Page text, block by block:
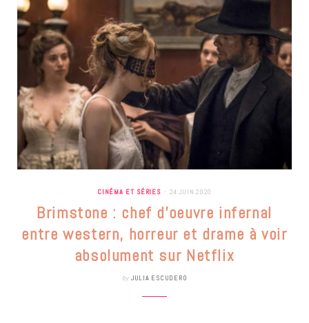
CINÉMA ET SÉRIES 24 JUIN 2020
Brimstone : chef d’oeuvre infernal
entre western, horreur et drame à voir
absolument sur Netflix
by JULIA ESCUDERO